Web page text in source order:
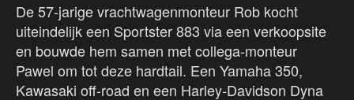
De 57-jarige vrachtwagenmonteur Rob kocht
uiteindelijk een Sportster 883 via een verkoopsite
en bouwde hem samen met collega-monteur
Pawel om tot deze hardtail. Een Yamaha 350,
Kawasaki off-road en een Harley-Davidson Dyna